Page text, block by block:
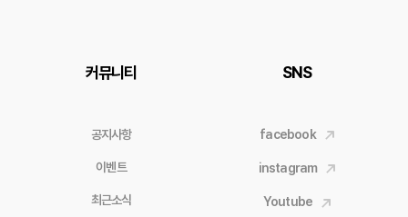
커뮤니티
공지사항
이벤트
최근소식
SNS
facebook
instagram
Youtube